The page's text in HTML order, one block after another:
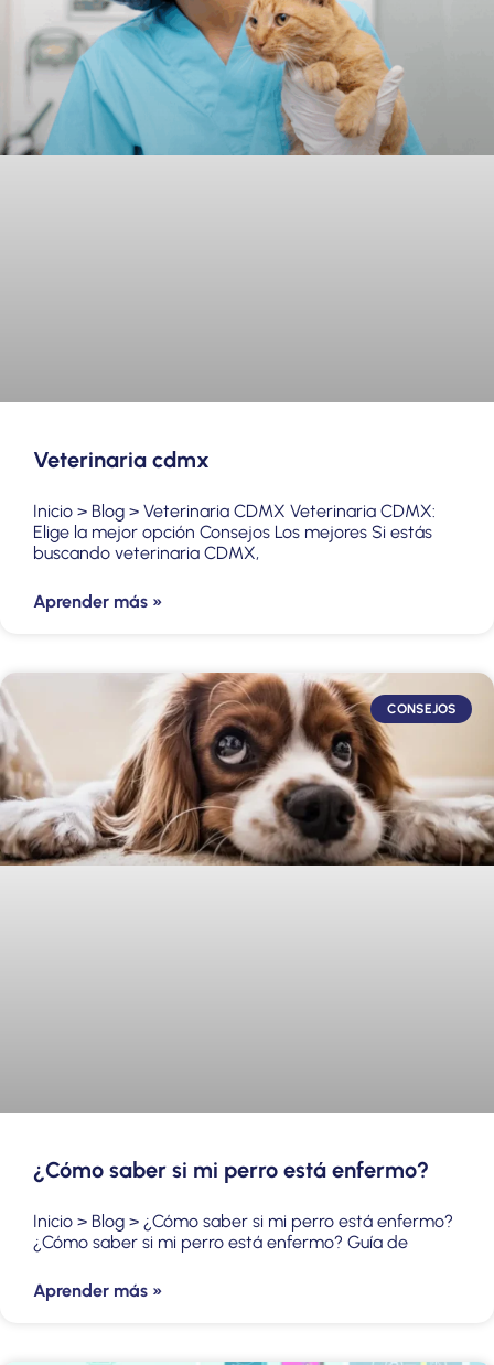
Veterinaria cdmx
Inicio > Blog > Veterinaria CDMX Veterinaria CDMX:
Elige la mejor opción Consejos Los mejores Si estás
buscando veterinaria CDMX,
Aprender más »
CONSEJOS
¿Cómo saber si mi perro está enfermo?
Inicio > Blog > ¿Cómo saber si mi perro está enfermo?
¿Cómo saber si mi perro está enfermo? Guía de
Aprender más »